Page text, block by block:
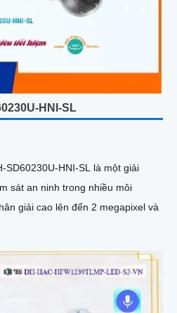
HNI-SL
SD60230U-HNI-SL là một giải
sát an ninh trong nhiều môi